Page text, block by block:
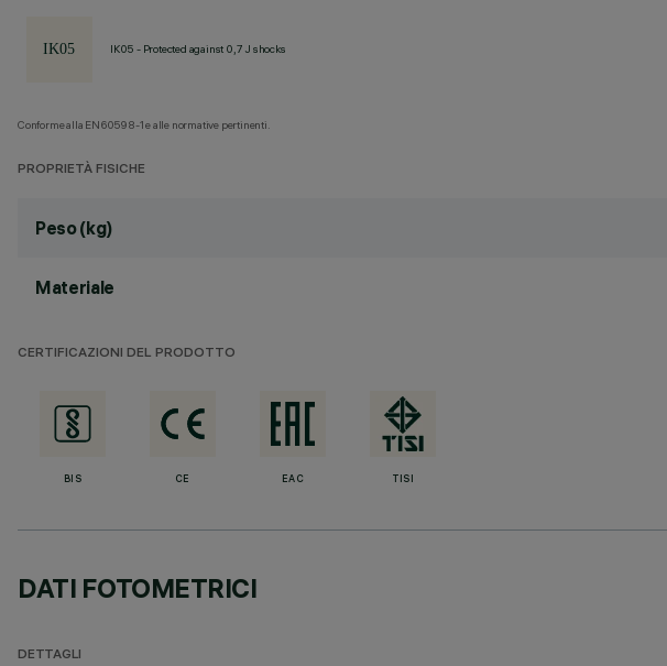
IK05 - Protected against 0,7 J shocks
Conforme alla EN60598-1 e alle normative pertinenti.
PROPRIETÀ FISICHE
Peso (kg)
Materiale
CERTIFICAZIONI DEL PRODOTTO
BIS CE EAC TISI
DATI FOTOMETRICI
DETTAGLI